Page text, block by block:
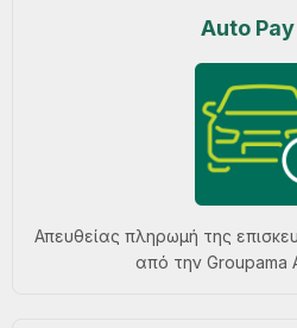
Auto
Απευθείας πληρωμή της
από την Groupama